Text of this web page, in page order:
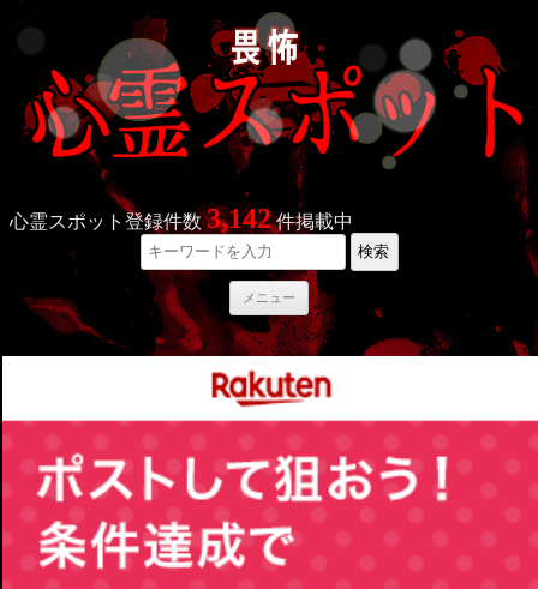
心霊スポット登録件数3,142件掲載中
検索
メニュー
コ
ン
テ
ン
へ
ス
キ
プ